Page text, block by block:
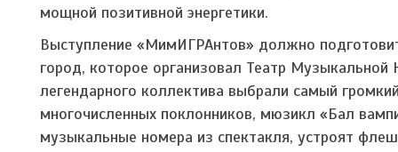
мощной позитивной энергетики.
Выступление «МимИГРАнтов» должно
город, которое организовал Театр Музыкальной
легендарного коллектива выбрали самый
многочисленных поклонников, мюзикл «Бал
музыкальные номера из спектакля, устроят